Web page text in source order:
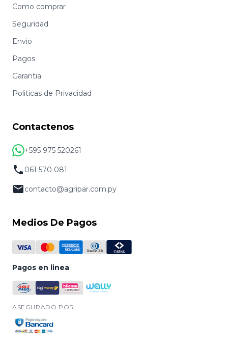
Como comprar
Seguridad
Envio
Pagos
Garantia
Politicas de Privacidad
Contactenos
+595 975 520261
061 570 081
contacto@agripar.com.py
Medios De Pagos
Pagos en linea
ASEGURADO POR